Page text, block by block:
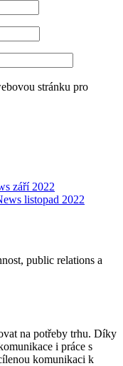
stránku pro
září 2022
listopad 2022
public relations a
na potřeby trhu. Díky
i práce s
komunikaci k